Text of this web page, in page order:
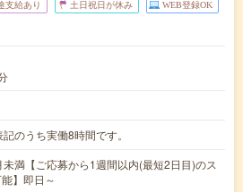
支給あり 土日祝日が休み WEB登録OK
のうち実働8時間です。
満【ご応募から1週間以内(最短2日目)のス
】即日～